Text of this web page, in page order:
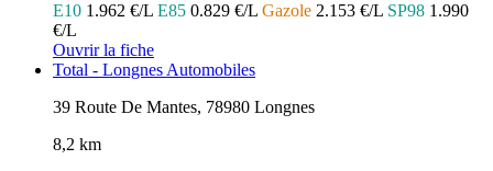
E10 1.962 €/L E85 0.829 €/L Gazole 2.153 €/L SP98 1.990
€/L
Ouvrir la fiche
Total - Longnes Automobiles
39 Route De Mantes, 78980 Longnes
8,2 km